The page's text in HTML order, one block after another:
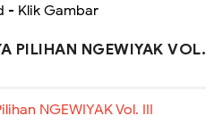
- Klik Gambar
PILIHAN NGEWIYAK VOL.